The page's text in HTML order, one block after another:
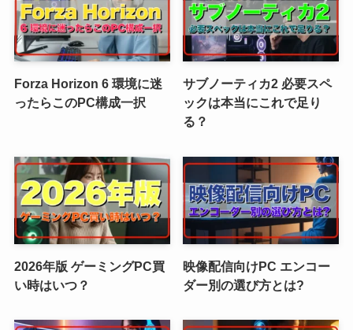
Forza Horizon 6 環境に迷
ったらこのPC構成一択
サブノーティカ2 必要スペ
ックは本当にこれで足り
る？
2026年版 ゲーミングPC買
い時はいつ？
映像配信向けPC エンコー
ダー別の選び方とは?